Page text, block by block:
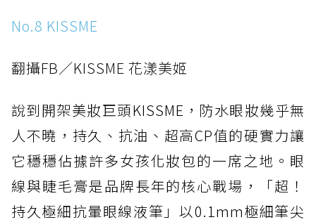
No.8 KISSME
翻攝FB／KISSME 花漾美姬
說到開架美妝巨頭KISSME，防水眼妝幾乎無
人不曉，持久、抗油、超高CP值的硬實力讓
它穩穩佔據許多女孩化妝包的一席之地。眼
線與睫毛膏是品牌長年的核心戰場，「超！
持久極細抗暈眼線液筆」以0.1mm極細筆尖